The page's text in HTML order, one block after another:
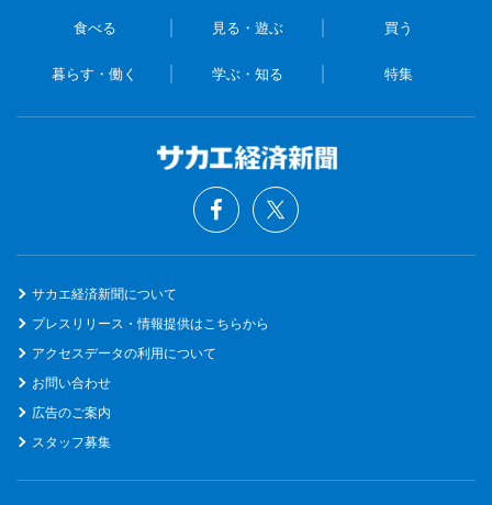
食べる 見る・遊ぶ 買う
暮らす・働く 学ぶ・知る 特集
サカエ経済新聞について
プレスリリース・情報提供はこちらから
アクセスデータの利用について
お問い合わせ
広告のご案内
スタッフ募集